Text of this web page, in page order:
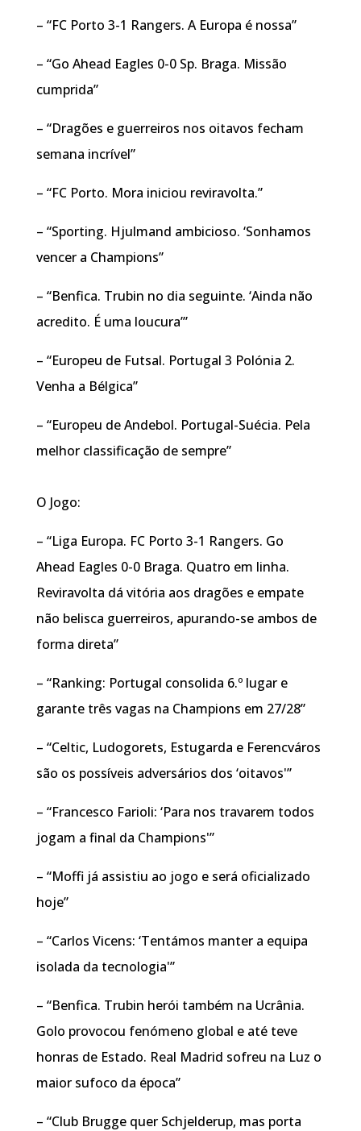
– “FC Porto 3-1 Rangers. A Europa é nossa”
– “Go Ahead Eagles 0-0 Sp. Braga. Missão
cumprida”
– “Dragões e guerreiros nos oitavos fecham
semana incrível”
– “FC Porto. Mora iniciou reviravolta.”
– “Sporting. Hjulmand ambicioso. ‘Sonhamos
vencer a Champions”
– “Benfica. Trubin no dia seguinte. ‘Ainda não
acredito. É uma loucura’”
– “Europeu de Futsal. Portugal 3 Polónia 2.
Venha a Bélgica”
– “Europeu de Andebol. Portugal-Suécia. Pela
melhor classificação de sempre”
O Jogo:
– “Liga Europa. FC Porto 3-1 Rangers. Go
Ahead Eagles 0-0 Braga. Quatro em linha.
Reviravolta dá vitória aos dragões e empate
não belisca guerreiros, apurando-se ambos de
forma direta”
– “Ranking: Portugal consolida 6.º lugar e
garante três vagas na Champions em 27/28”
– “Celtic, Ludogorets, Estugarda e Ferencváros
são os possíveis adversários dos ‘oitavos'”
– “Francesco Farioli: ‘Para nos travarem todos
jogam a final da Champions'”
– “Moffi já assistiu ao jogo e será oficializado
hoje”
– “Carlos Vicens: ‘Tentámos manter a equipa
isolada da tecnologia'”
– “Benfica. Trubin herói também na Ucrânia.
Golo provocou fenómeno global e até teve
honras de Estado. Real Madrid sofreu na Luz o
maior sufoco da época”
– “Club Brugge quer Schjelderup, mas porta